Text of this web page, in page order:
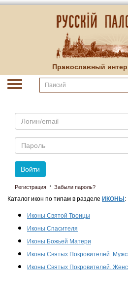
Православный
Email
Пароль
Войти
Регистрация · Забыли пароль?
Каталог икон по типам в разделе ИКОНЫ :
Иконы Святой Троицы
Иконы Спасителя
Иконы Божьей Матери
Иконы Святых Покровителей.
Иконы Святых Покровителей.